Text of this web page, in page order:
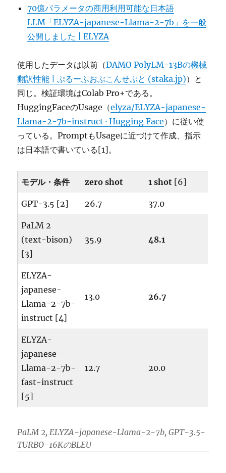
70億パラメータの商用利用可能な日本語
LLM「ELYZA-japanese-Llama-2-7b」を一般
公開しました | ELYZA
使用したデータは以前（DAMO PolyLM-13Bの機械
翻訳性能 | ぷるーふおぶこんせぷと (staka.jp)）と
同じ。検証環境はColab Pro+である。
HuggingFaceのUsage（elyza/ELYZA-japanese-
Llama-2-7b-instruct · Hugging Face）に従い使
っている。PromptもUsageに近づけて作成、指示
は日本語で書いている[1]。
モデル・条件 zero shot 1 shot [6]
GPT-3.5 [2] 26.7 37.0
PaLM 2
(text-bison)
[3]
35.9 48.1
ELYZA-
japanese-
Llama-2-7b-
instruct [4]
13.0 26.7
ELYZA-
japanese-
Llama-2-7b-
fast-instruct
[5]
12.7 20.0
PaLM 2, ELYZA-japanese-Llama-2-7b, GPT-3.5-
TURBO-16KのBLEU